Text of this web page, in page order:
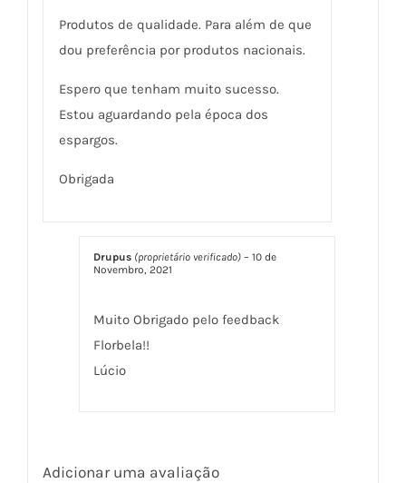
Produtos de qualidade. Para além de que
dou preferência por produtos nacionais.
Espero que tenham muito sucesso.
Estou aguardando pela época dos
espargos.
Obrigada
Drupus (proprietário verificado) – 10 de
Novembro, 2021
Muito Obrigado pelo feedback
Florbela!!
Lúcio
Adicionar uma avaliação